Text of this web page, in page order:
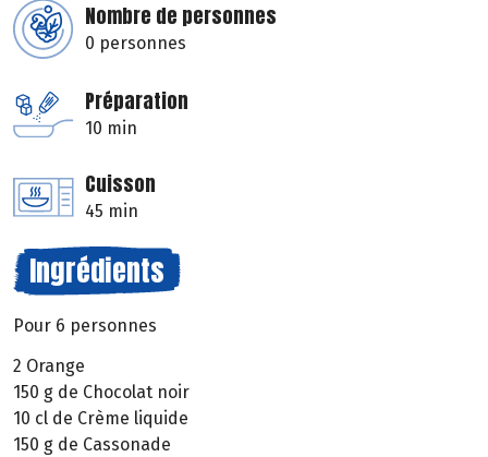
Nombre de personnes
0 personnes
Préparation
10 min
Cuisson
45 min
Ingrédients
Pour 6 personnes
2 Orange
150 g de Chocolat noir
10 cl de Crème liquide
150 g de Cassonade